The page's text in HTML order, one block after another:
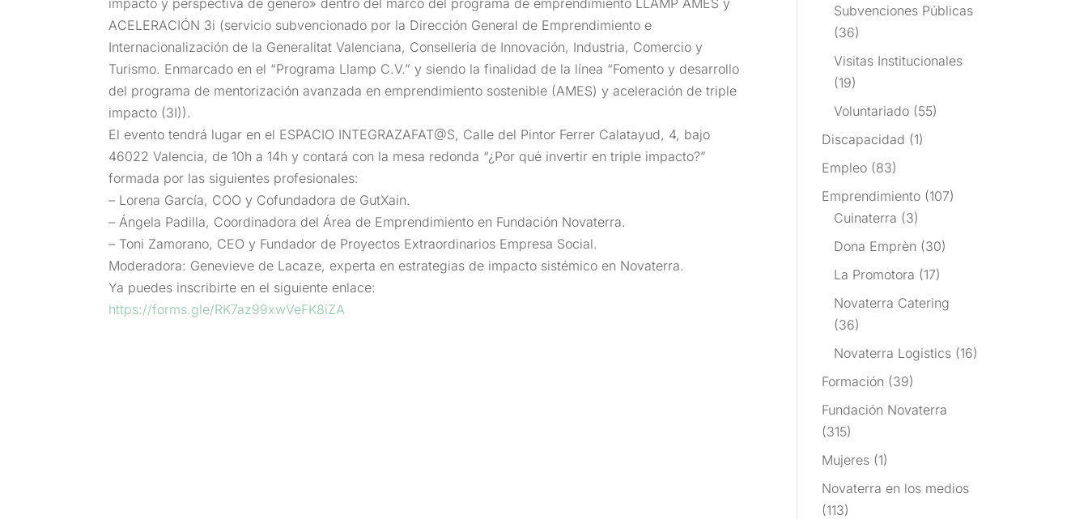
impacto y perspectiva de género» dentro del marco del programa de emprendimiento LLAMP AMES y
ACELERACIÓN 3i (servicio subvencionado por la Dirección General de Emprendimiento e
Internacionalización de la Generalitat Valenciana, Conselleria de Innovación, Industria, Comercio y
Turismo. Enmarcado en el “Programa Llamp C.V.” y siendo la finalidad de la línea “Fomento y desarrollo
del programa de mentorización avanzada en emprendimiento sostenible (AMES) y aceleración de triple
impacto (3I)).
El evento tendrá lugar en el ESPACIO INTEGRAZAFAT@S, Calle del Pintor Ferrer Calatayud, 4, bajo
46022 Valencia, de 10h a 14h y contará con la mesa redonda “¿Por qué invertir en triple impacto?”
formada por las siguientes profesionales:
– Lorena García, COO y Cofundadora de GutXain.
– Ángela Padilla, Coordinadora del Área de Emprendimiento en Fundación Novaterra.
– Toni Zamorano, CEO y Fundador de Proyectos Extraordinarios Empresa Social.
Moderadora: Genevieve de Lacaze, experta en estrategias de impacto sistémico en Novaterra.
Ya puedes inscribirte en el siguiente enlace:
https://forms.gle/RK7az99xwVeFK8iZA
Subvenciones Públicas
(36)
Visitas Institucionales
(19)
Voluntariado (55)
Discapacidad (1)
Empleo (83)
Emprendimiento (107)
Cuinaterra (3)
Dona Emprèn (30)
La Promotora (17)
Novaterra Catering
(36)
Novaterra Logistics (16)
Formación (39)
Fundación Novaterra
(315)
Mujeres (1)
Novaterra en los medios
(113)